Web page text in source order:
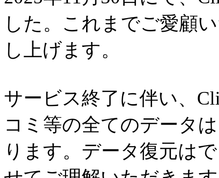
した。これまでご愛顧
し上げます。
サービス終了に伴い、
コミ等の全てのデータ
ります。データ復元は